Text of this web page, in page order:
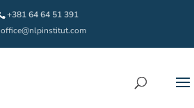
+381 64 64 51 391
office@nlpinstitut.com